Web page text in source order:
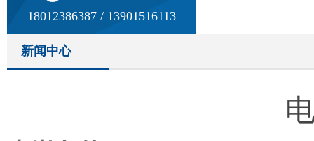
18012386387 / 13901516113
新闻中心